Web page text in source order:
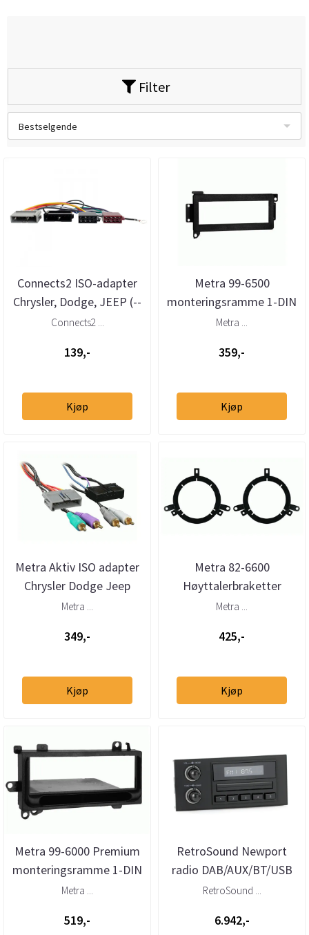
Filter
Bestselgende
Connects2 ISO-adapter
Chrysler, Dodge, JEEP (--
>2001)
Connects2 ...
139,-
Kjøp
Metra 99-6500
monteringsramme 1-DIN
Chrysler Dodge Jeep
Metra ...
359,-
Kjøp
Metra Aktiv ISO adapter
Chrysler Dodge Jeep
m/Inifinity
Metra ...
349,-
Kjøp
Metra 82-6600
Høyttalerbraketter
Chrysler Dodge Jeep
Metra ...
425,-
Kjøp
Metra 99-6000 Premium
monteringsramme 1-DIN
Chrysler Dodge Jeep
Metra ...
519,-
RetroSound Newport
radio DAB/AUX/BT/USB
Chrysler(1976 - 2000)
RetroSound ...
6.942,-